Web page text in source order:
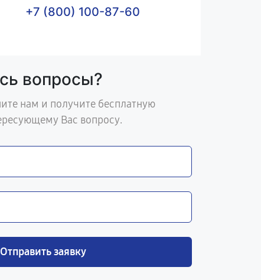
+7 (800) 100-87-60
вопросы?
нам и получите бесплатную
Вас вопросу.
Отправить заявку